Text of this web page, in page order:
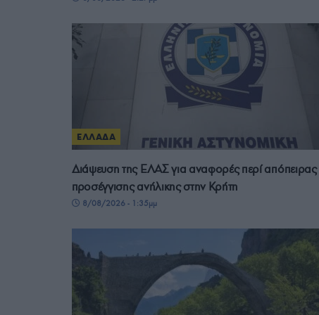
ΕΛΛΑΔΑ
Διάψευση της ΕΛΑΣ για αναφορές περί απόπειρας
προσέγγισης ανήλικης στην Κρήτη
8/08/2026 - 1:35μμ